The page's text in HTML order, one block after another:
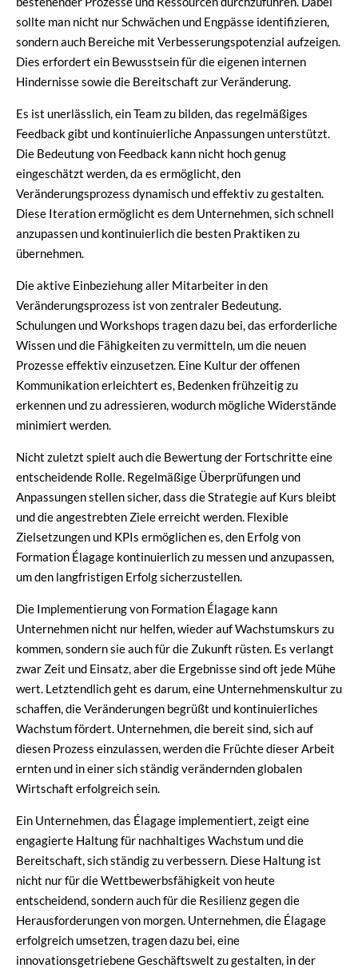
sollte man nicht nur Schwächen und Engpässe identifizieren,
sondern auch Bereiche mit Verbesserungspotenzial aufzeigen.
Dies erfordert ein Bewusstsein für die eigenen internen
Hindernisse sowie die Bereitschaft zur Veränderung.
Es ist unerlässlich, ein Team zu bilden, das regelmäßiges
Feedback gibt und kontinuierliche Anpassungen unterstützt.
Die Bedeutung von Feedback kann nicht hoch genug
eingeschätzt werden, da es ermöglicht, den
Veränderungsprozess dynamisch und effektiv zu gestalten.
Diese Iteration ermöglicht es dem Unternehmen, sich schnell
anzupassen und kontinuierlich die besten Praktiken zu
übernehmen.
Die aktive Einbeziehung aller Mitarbeiter in den
Veränderungsprozess ist von zentraler Bedeutung.
Schulungen und Workshops tragen dazu bei, das erforderliche
Wissen und die Fähigkeiten zu vermitteln, um die neuen
Prozesse effektiv einzusetzen. Eine Kultur der offenen
Kommunikation erleichtert es, Bedenken frühzeitig zu
erkennen und zu adressieren, wodurch mögliche Widerstände
minimiert werden.
Nicht zuletzt spielt auch die Bewertung der Fortschritte eine
entscheidende Rolle. Regelmäßige Überprüfungen und
Anpassungen stellen sicher, dass die Strategie auf Kurs bleibt
und die angestrebten Ziele erreicht werden. Flexible
Zielsetzungen und KPIs ermöglichen es, den Erfolg von
Formation Élagage kontinuierlich zu messen und anzupassen,
um den langfristigen Erfolg sicherzustellen.
Die Implementierung von Formation Élagage kann
Unternehmen nicht nur helfen, wieder auf Wachstumskurs zu
kommen, sondern sie auch für die Zukunft rüsten. Es verlangt
zwar Zeit und Einsatz, aber die Ergebnisse sind oft jede Mühe
wert. Letztendlich geht es darum, eine Unternehmenskultur zu
schaffen, die Veränderungen begrüßt und kontinuierliches
Wachstum fördert. Unternehmen, die bereit sind, sich auf
diesen Prozess einzulassen, werden die Früchte dieser Arbeit
ernten und in einer sich ständig verändernden globalen
Wirtschaft erfolgreich sein.
Ein Unternehmen, das Élagage implementiert, zeigt eine
engagierte Haltung für nachhaltiges Wachstum und die
Bereitschaft, sich ständig zu verbessern. Diese Haltung ist
nicht nur für die Wettbewerbsfähigkeit von heute
entscheidend, sondern auch für die Resilienz gegen die
Herausforderungen von morgen. Unternehmen, die Élagage
erfolgreich umsetzen, tragen dazu bei, eine
innovationsgetriebene Geschäftswelt zu gestalten, in der